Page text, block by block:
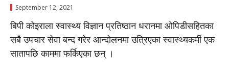
September 12, 2021
बिपी कोइराला स्वास्थ्य विज्ञान प्रतिष्ठान धरानमा ओपिडीसहितका
सबै उपचार सेवा बन्द गरेर आन्दोलनमा उत्रिएका स्वास्थ्यकर्मी एक
सातापछि काममा फर्किएका छन् ।